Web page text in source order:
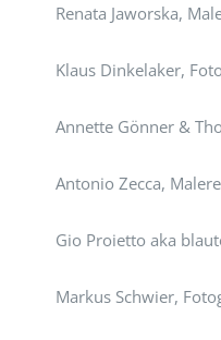
Renata Jaworska,
Klaus Dinkelaker,
Annette Gönner &
Antonio Zecca,
Gio Proietto aka
Markus Schwier,